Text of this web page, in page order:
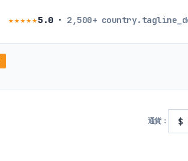
★★★★★5.0· 2,500+
通貨：